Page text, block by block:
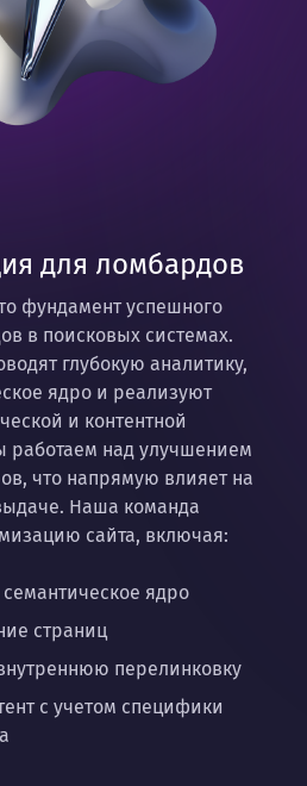
для ломбардов
фундамент успешного
в поисковых системах.
глубокую аналитику,
ядро и реализуют
и контентной
работаем над улучшением
что напрямую влияет на
Наша команда
сайта, включая:
ядро
страниц
перелинковку
с учетом специфики